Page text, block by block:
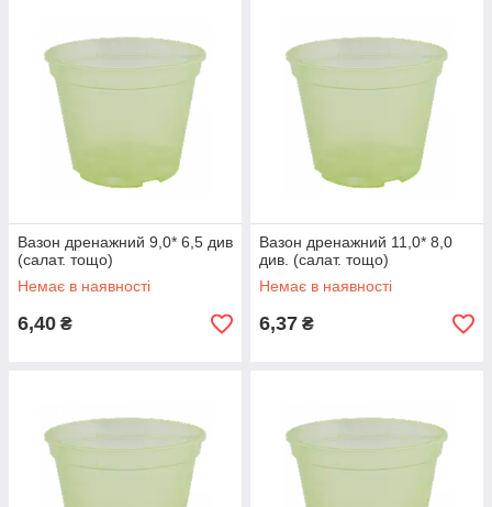
Вазон дренажний 9,0* 6,5 див
(салат. тощо)
Немає в наявності
6,40 ₴
Вазон дренажний 11,0* 8,0
див. (салат. тощо)
Немає в наявності
6,37 ₴